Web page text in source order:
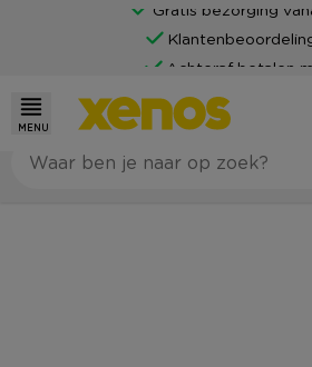
Gratis bezorging
Achteraf betalen
MENU